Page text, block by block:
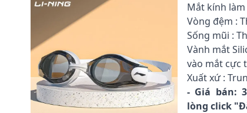
Mắt kính
Vòng đệm :
Sống mũi :
Vành mắt
vào mắt cực
Xuất xứ :
- Giá bán:
lòng click